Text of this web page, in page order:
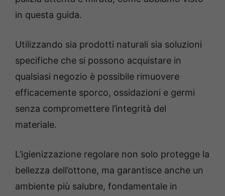
in questa guida.
Utilizzando sia prodotti naturali sia soluzioni
specifiche che si possono acquistare in
qualsiasi negozio è possibile rimuovere
efficacemente sporco, ossidazioni e germi
senza compromettere l’integrità del
materiale.
L’igienizzazione regolare non solo protegge la
bellezza dell’ottone, ma garantisce anche un
ambiente più salubre, fondamentale in